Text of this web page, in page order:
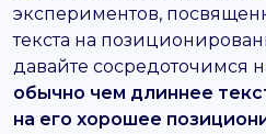
экспериментов,
текста на
давайте сосредоточимся
обычно чем длиннее
на его хорошее